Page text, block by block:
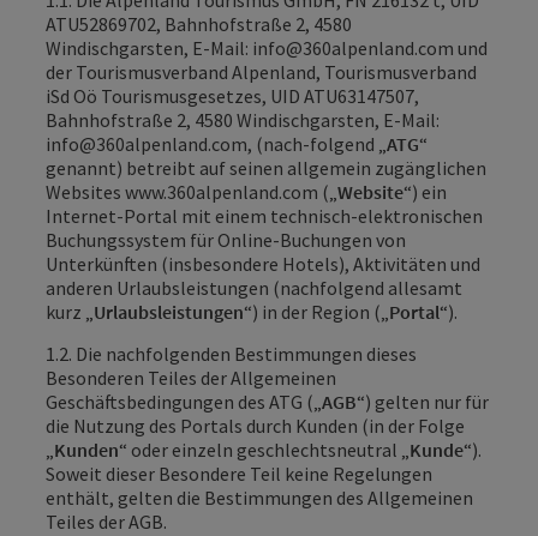
ATU52869702, Bahnhofstraße 2, 4580
Windischgarsten, E-Mail: info@360alpenland.com und
der Tourismusverband Alpenland, Tourismusverband
iSd Oö Tourismusgesetzes, UID ATU63147507,
Bahnhofstraße 2, 4580 Windischgarsten, E-Mail:
info@360alpenland.com, (nach-folgend „ATG“
genannt) betreibt auf seinen allgemein zugänglichen
Websites www.360alpenland.com („Website“) ein
Internet-Portal mit einem technisch-elektronischen
Buchungssystem für Online-Buchungen von
Unterkünften (insbesondere Hotels), Aktivitäten und
anderen Urlaubsleistungen (nachfolgend allesamt
kurz „Urlaubsleistungen“) in der Region („Portal“).
1.2. Die nachfolgenden Bestimmungen dieses
Besonderen Teiles der Allgemeinen
Geschäftsbedingungen des ATG („AGB“) gelten nur für
die Nutzung des Portals durch Kunden (in der Folge
„Kunden“ oder einzeln geschlechtsneutral „Kunde“).
Soweit dieser Besondere Teil keine Regelungen
enthält, gelten die Bestimmungen des Allgemeinen
Teiles der AGB.